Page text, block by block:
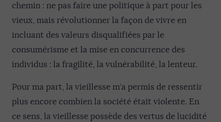
chemin : ne pas faire une politique à part pour les
vieux, mais révolutionner la façon de vivre en
incluant des valeurs disqualifiées par le
consumérisme et la mise en concurrence des
individus : la fragilité, la vulnérabilité, la lenteur.
Pour ma part, la vieillesse m’a permis de ressentir
plus encore combien la société était violente. En
ce sens, la vieillesse possède des vertus de lucidité